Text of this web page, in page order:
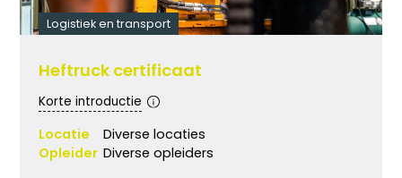
Logistiek en transport
Heftruck certificaat
Korte introductie
Locatie
Diverse locaties
Opleider Diverse opleiders